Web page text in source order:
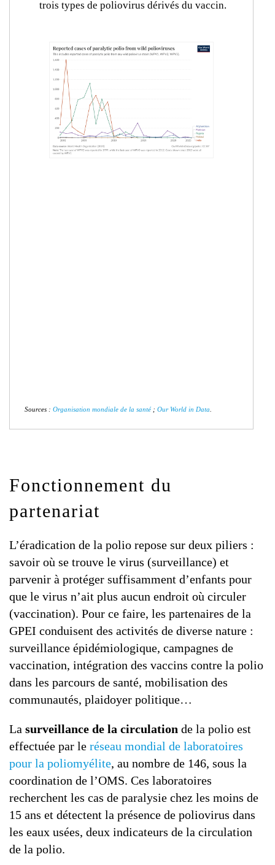
trois types de poliovirus dérivés du vaccin.
Sources : Organisation mondiale de la santé ; Our World in Data
Fonctionnement du
partenariat
L’éradication de la polio repose sur deux piliers :
savoir où se trouve le virus (surveillance) et
parvenir à protéger suffisamment d’enfants pour
que le virus n’ait plus aucun endroit où circuler
(vaccination). Pour ce faire, les partenaires de la
GPEI conduisent des activités de diverse nature :
surveillance épidémiologique, campagnes de
vaccination, intégration des vaccins contre la polio
dans les parcours de santé, mobilisation des
communautés, plaidoyer politique…
La surveillance de la circulation de la polio est
effectuée par le réseau mondial de laboratoires
pour la poliomyélite, au nombre de 146, sous la
coordination de l’OMS. Ces laboratoires
recherchent les cas de paralysie chez les moins de
15 ans et détectent la présence de poliovirus dans
les eaux usées, deux indicateurs de la circulation
de la polio.